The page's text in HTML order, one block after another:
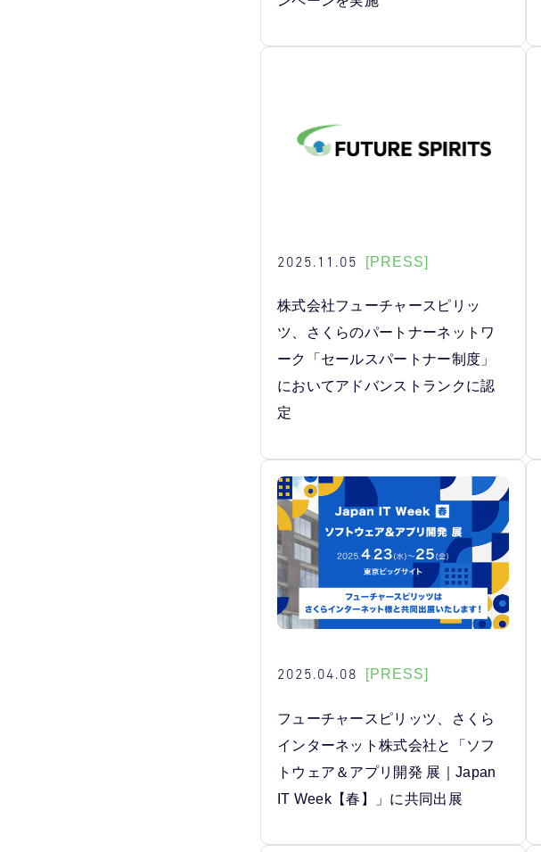
2025.11.05 [PRESS]
株式会社フューチャースピリッ
ツ、さくらのパートナーネットワ
ーク「セールスパートナー制度」
においてアドバンストランクに認
定
2025.04.08 [PRESS]
フューチャースピリッツ、さくら
インターネット株式会社と「ソフ
トウェア＆アプリ開発 展｜Japan
IT Week【春】」に共同出展